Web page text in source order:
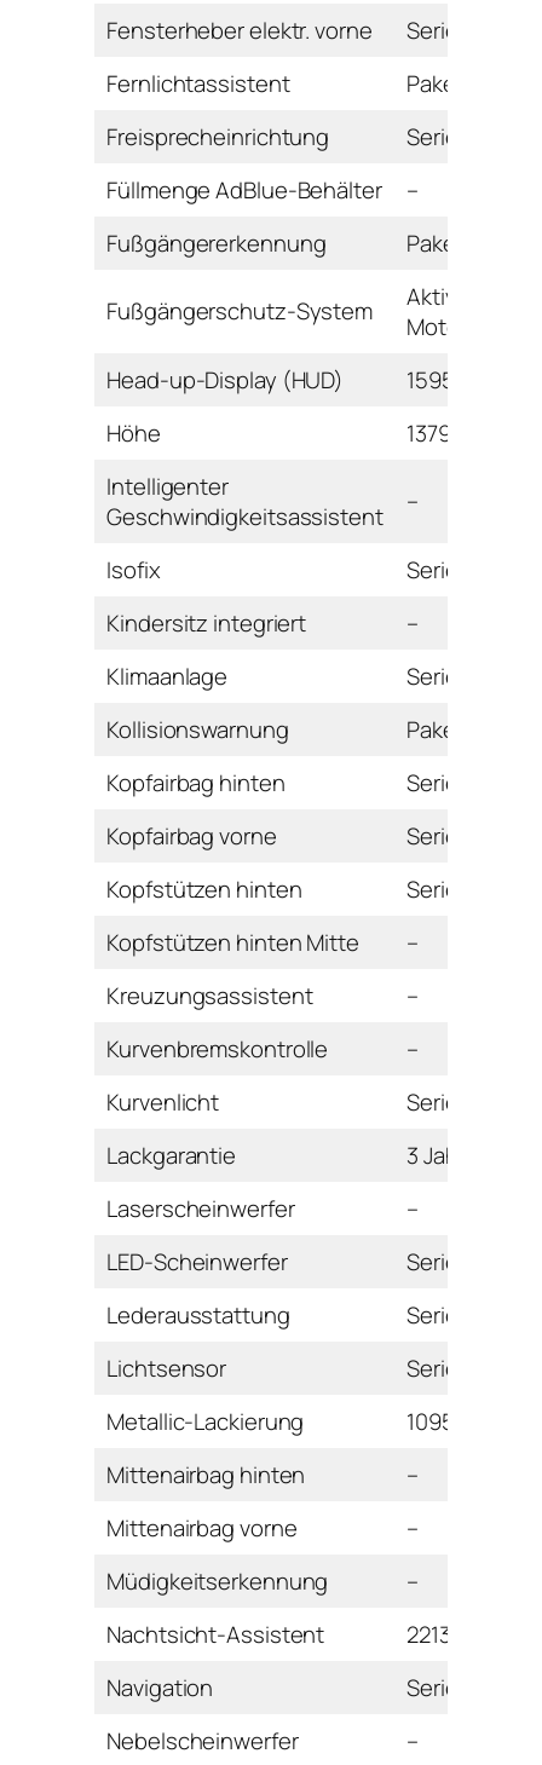
Fensterheber elektr. vorne
Serie
Fernlichtassistent
Paket
Freisprecheinrichtung
Serie
Füllmenge AdBlue-Behälter
–
Fußgängererkennung
Paket
Fußgängerschutz-System
Aktive
Motorhaube
Head-up-Display (HUD)
1595 Euro
Höhe
1379 mm
Intelligenter
Geschwindigkeitsassistent
–
Isofix
Serie
Kindersitz integriert
–
Klimaanlage
Serie
Kollisionswarnung
Paket
Kopfairbag hinten
Serie
Kopfairbag vorne
Serie
Kopfstützen hinten
Serie
Kopfstützen hinten Mitte
–
Kreuzungsassistent
–
Kurvenbremskontrolle
–
Kurvenlicht
Serie
Lackgarantie
3 Jahre
Laserscheinwerfer
–
LED-Scheinwerfer
Serie
Lederausstattung
Serie
Lichtsensor
Serie
Metallic-Lackierung
1095 Euro
Mittenairbag hinten
–
Mittenairbag vorne
–
Müdigkeitserkennung
–
Nachtsicht-Assistent
2213 Euro
Navigation
Serie
Nebelscheinwerfer
–